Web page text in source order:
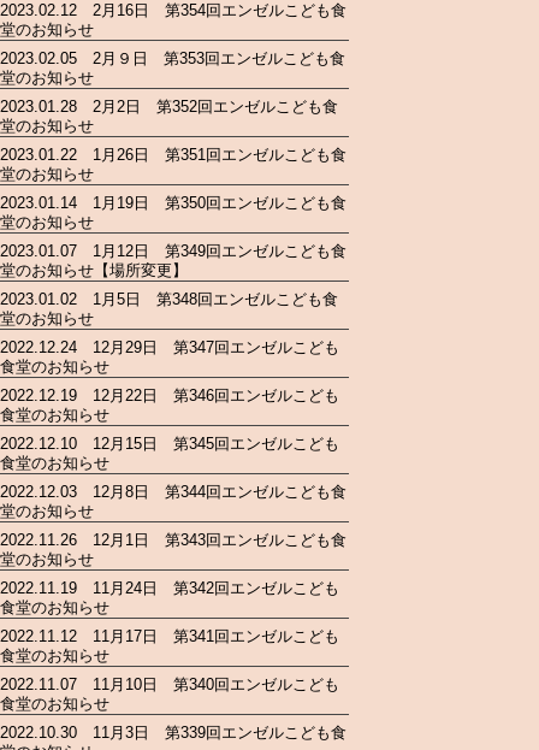
2023.02.12 2月16日 第354回エンゼルこども食
堂のお知らせ
2023.02.05 2月９日 第353回エンゼルこども食
堂のお知らせ
2023.01.28 2月2日 第352回エンゼルこども食
堂のお知らせ
2023.01.22 1月26日 第351回エンゼルこども食
堂のお知らせ
2023.01.14 1月19日 第350回エンゼルこども食
堂のお知らせ
2023.01.07 1月12日 第349回エンゼルこども食
堂のお知らせ【場所変更】
2023.01.02 1月5日 第348回エンゼルこども食
堂のお知らせ
2022.12.24 12月29日 第347回エンゼルこども
食堂のお知らせ
2022.12.19 12月22日 第346回エンゼルこども
食堂のお知らせ
2022.12.10 12月15日 第345回エンゼルこども
食堂のお知らせ
2022.12.03 12月8日 第344回エンゼルこども食
堂のお知らせ
2022.11.26 12月1日 第343回エンゼルこども食
堂のお知らせ
2022.11.19 11月24日 第342回エンゼルこども
食堂のお知らせ
2022.11.12 11月17日 第341回エンゼルこども
食堂のお知らせ
2022.11.07 11月10日 第340回エンゼルこども
食堂のお知らせ
2022.10.30 11月3日 第339回エンゼルこども食